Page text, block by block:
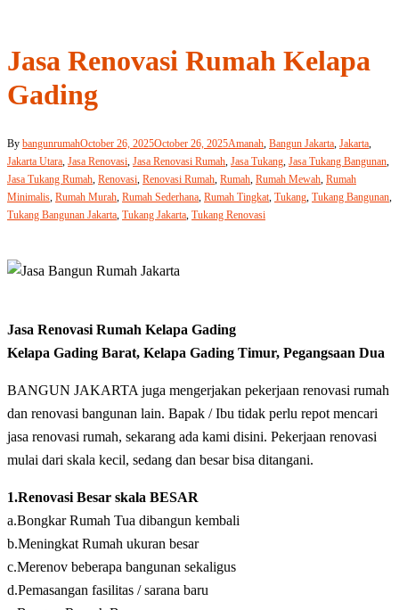
Jasa Renovasi Rumah Kelapa
Gading
By bangunrumahOctober 26, 2025October 26, 2025Amanah, Bangun Jakarta, Jakarta,
Jakarta Utara, Jasa Renovasi, Jasa Renovasi Rumah, Jasa Tukang, Jasa Tukang Bangunan,
Jasa Tukang Rumah, Renovasi, Renovasi Rumah, Rumah, Rumah Mewah, Rumah
Minimalis, Rumah Murah, Rumah Sederhana, Rumah Tingkat, Tukang, Tukang Bangunan,
Tukang Bangunan Jakarta, Tukang Jakarta, Tukang Renovasi
Jasa Renovasi Rumah Kelapa Gading
Kelapa Gading Barat, Kelapa Gading Timur, Pegangsaan Dua
BANGUN JAKARTA juga mengerjakan pekerjaan renovasi rumah
dan renovasi bangunan lain. Bapak / Ibu tidak perlu repot mencari
jasa renovasi rumah, sekarang ada kami disini. Pekerjaan renovasi
mulai dari skala kecil, sedang dan besar bisa ditangani.
1.Renovasi Besar skala BESAR
a.Bongkar Rumah Tua dibangun kembali
b.Meningkat Rumah ukuran besar
c.Merenov beberapa bangunan sekaligus
d.Pemasangan fasilitas / sarana baru